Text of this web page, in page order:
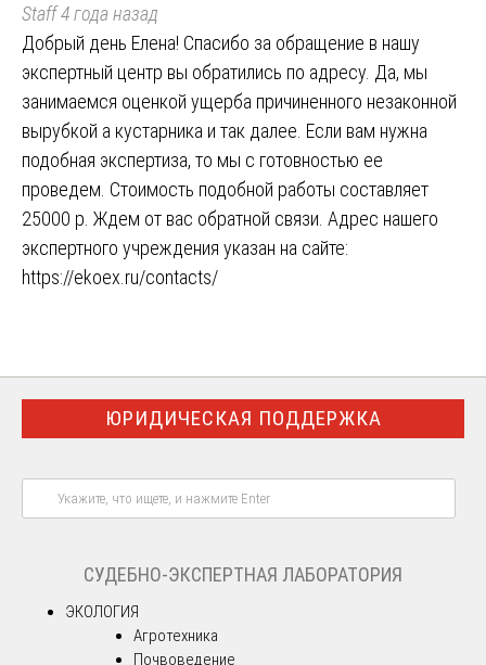
Staff4 года назад
Добрый день Елена! Спасибо за обращение в нашу
экспертный центр вы обратились по адресу. Да, мы
занимаемся оценкой ущерба причиненного незаконной
вырубкой а кустарника и так далее. Если вам нужна
подобная экспертиза, то мы с готовностью ее
проведем. Стоимость подобной работы составляет
25000 р. Ждем от вас обратной связи. Адрес нашего
экспертного учреждения указан на сайте:
https://ekoex.ru/contacts/
ЮРИДИЧЕСКАЯ ПОДДЕРЖКА
СУДЕБНО-ЭКСПЕРТНАЯ ЛАБОРАТОРИЯ
ЭКОЛОГИЯ
Агротехника
Почвоведение